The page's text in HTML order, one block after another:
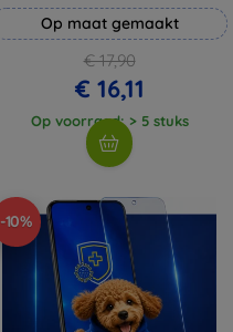
Op maat gemaakt
€ 17,90
€ 16,11
Op voorraad: > 5 stuks
-10%